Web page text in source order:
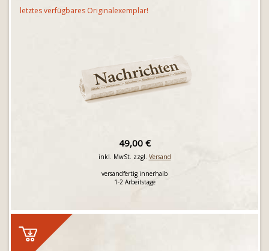
letztes verfügbares Originalexemplar!
49,00 €
inkl. MwSt. zzgl. Versand
versandfertig innerhalb
1-2 Arbeitstage